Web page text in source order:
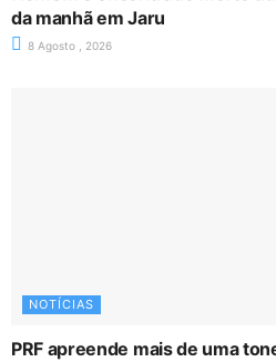
da manhã em Jaru
8 Agosto , 2026
NOTÍCIAS
PRF apreende mais de uma